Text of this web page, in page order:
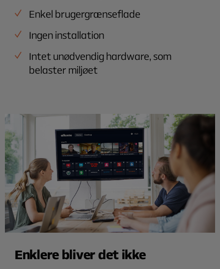
Enkel brugergrænseflade
Ingen installation
Intet unødvendig hardware, som
belaster miljøet
Enklere bliver det ikke